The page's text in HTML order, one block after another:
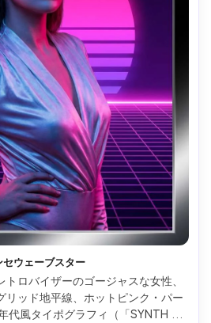
セウェーブスター
ロバイザーのゴージャスな女性、
リッド地平線、ホットピンク・パー
代風タイポグラフィ（「SYNTH